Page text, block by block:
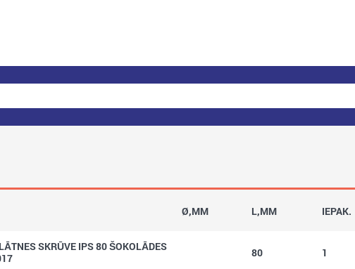
Ø,MM L,MM IEPAK.
SKRŪVE IPS 80 ŠOKOLĀDES
80 1